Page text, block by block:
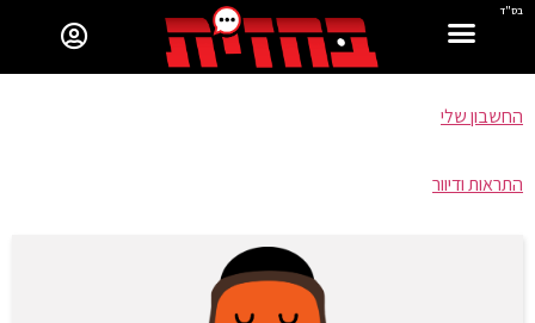
בס"ד
החשבון שלי
התראות ודיוור